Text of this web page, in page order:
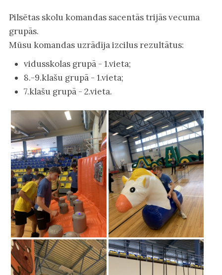
Pilsētas skolu komandas sacentās trijās vecuma
grupās.
Mūsu komandas uzrādīja izcilus rezultātus:
vidusskolas grupā - 1.vieta;
8.-9.klašu grupā - 1.vieta;
7.klašu grupā - 2.vieta.